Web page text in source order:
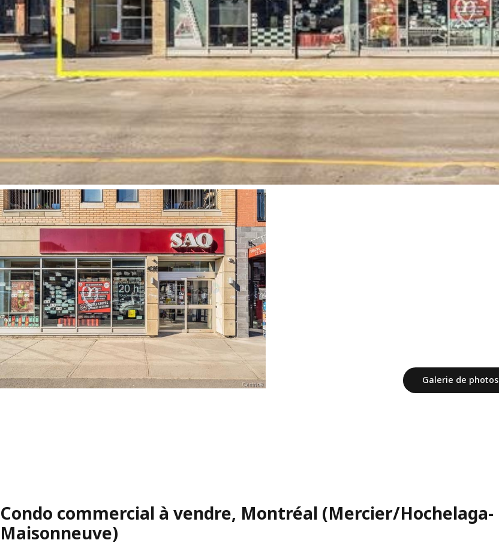
Galerie de photos
Condo commercial à vendre, Montréal (Mercier/Hochelaga-
Maisonneuve)